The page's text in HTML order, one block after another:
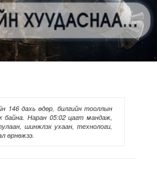
146 дахь өдөр, билгийн тооллын
байна. Наран 05:02 цагт мандаж,
шинжлэх ухаан, технологи,
өрнөжээ.